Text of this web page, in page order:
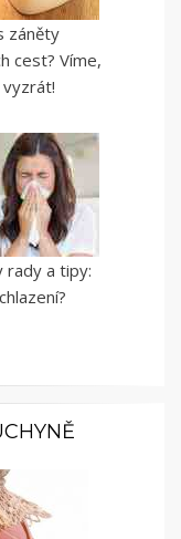
záněty
cest? Víme,
vyzrát!
rady a tipy: